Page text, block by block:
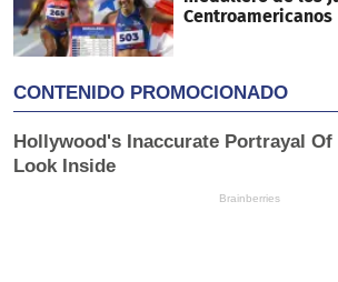
Centroamericanos